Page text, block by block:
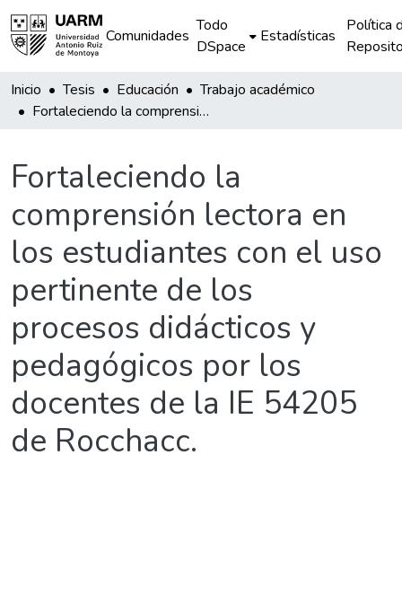
Comunidades
Todo
DSpace
Estadísticas
Política
Inicio Tesis Educación
Trabajo académico
Fortaleciendo la comprensión lectora en los estudiantes con el uso pertinente de los procesos didácticos y pedagógicos por los docentes de la IE 54205 de Rocchacc.
Fortaleciendo la
comprensión lectora en
los estudiantes con el uso
pertinente de los
procesos didácticos y
pedagógicos por los
docentes de la IE 54205
de Rocchacc.